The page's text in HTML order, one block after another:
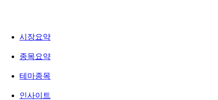
시장요약
종목요약
테마종목
인사이트